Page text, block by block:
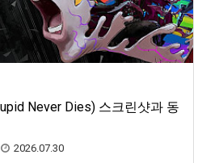
Never Dies) 스크린샷과 동
2026.07.30